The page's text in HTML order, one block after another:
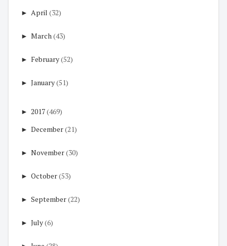
► April (32)
► March(43)
► February(52)
► January(51)
► 2017(469)
► December(21)
► November(30)
► October(53)
► September(22)
► July(6)